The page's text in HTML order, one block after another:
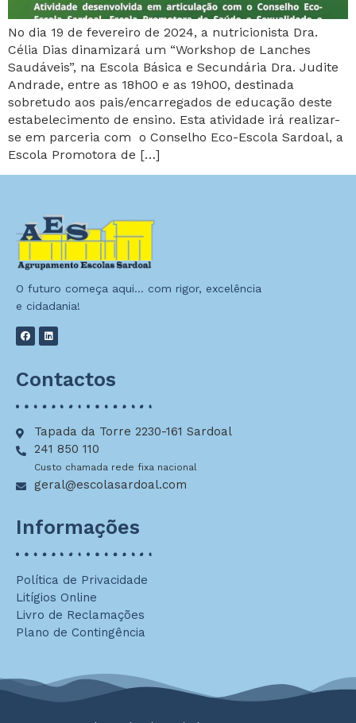
No dia 19 de fevereiro de 2024, a nutricionista Dra.
Célia Dias dinamizará um “Workshop de Lanches
Saudáveis”, na Escola Básica e Secundária Dra. Judite
Andrade, entre as 18h00 e as 19h00, destinada
sobretudo aos pais/encarregados de educação deste
estabelecimento de ensino. Esta atividade irá realizar-
se em parceria com o Conselho Eco-Escola Sardoal, a
Escola Promotora de […]
O futuro começa aqui… com rigor, excelência
e cidadania!
Contactos
Tapada da Torre 2230-161 Sardoal
241 850 110
Custo chamada rede fixa nacional
geral@escolasardoal.com
Informações
Política de Privacidade
Litígios Online
Livro de Reclamações
Plano de Contingência